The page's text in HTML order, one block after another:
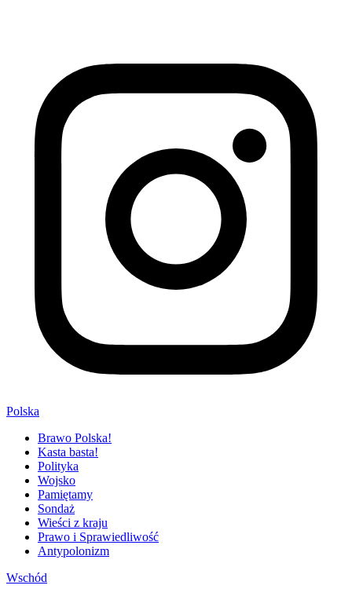
Polska
Brawo Polska!
Kasta basta!
Polityka
Wojsko
Pamiętamy
Sondaż
Wieści z kraju
Prawo i Sprawiedliwość
Antypolonizm
Wschód